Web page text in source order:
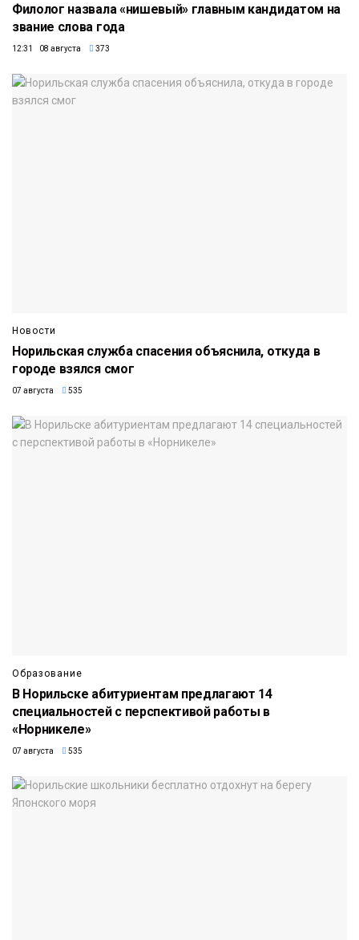
Филолог назвала «нишевый» главным кандидатом на
звание слова года
12:31 08 августа 373
Новости
Норильская служба спасения объяснила, откуда в
городе взялся смог
07 августа 535
Образование
В Норильске абитуриентам предлагают 14
специальностей с перспективой работы в
«Норникеле»
07 августа 535